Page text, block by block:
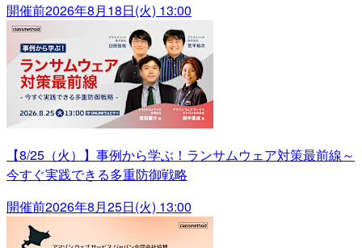
開催前2026年8月18日(火) 13:00
【8/25（火）】事例から学ぶ！ランサムウェア対策最前線～
今すぐ実践できる多重防御戦略
開催前2026年8月25日(火) 13:00